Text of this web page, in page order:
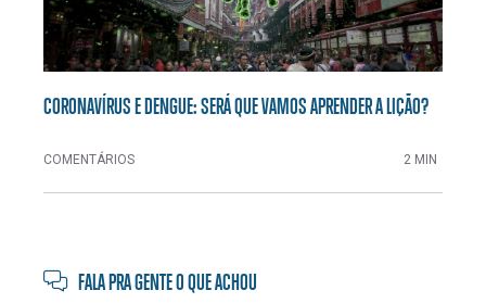
CORONAVÍRUS E DENGUE: SERÁ QUE VAMOS APRENDER A LIÇÃO?
COMENTÁRIOS 2 MIN
FALA PRA GENTE O QUE ACHOU